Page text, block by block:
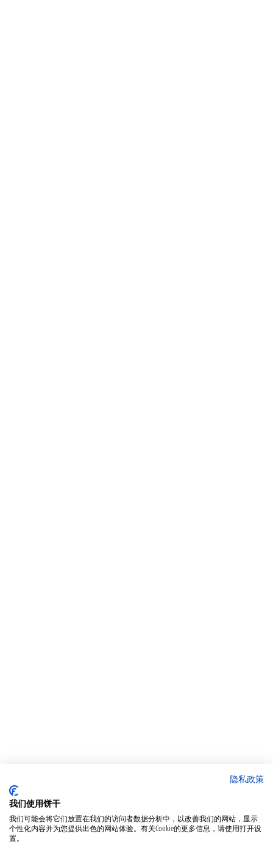
隐私政策
我们使用饼干
我们可能会将它们放置在我们的访问者数据分析中，以改善我们的网站，显示
个性化内容并为您提供出色的网站体验。有关Cookie的更多信息，请使用打开设
置。